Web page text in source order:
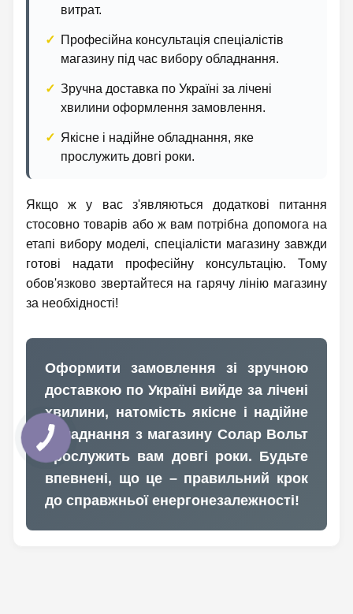
витрат.
Професійна консультація спеціалістів
магазину під час вибору обладнання.
Зручна доставка по Україні за лічені
хвилини оформлення замовлення.
Якісне і надійне обладнання, яке
прослужить довгі роки.
Якщо ж у вас з'являються додаткові питання
стосовно товарів або ж вам потрібна допомога на
етапі вибору моделі, спеціалісти магазину завжди
готові надати професійну консультацію. Тому
обов'язково звертайтеся на гарячу лінію магазину
за необхідності!
Оформити замовлення зі зручною
доставкою по Україні вийде за лічені
хвилини, натомість якісне і надійне
обладнання з магазину Солар Вольт
прослужить вам довгі роки. Будьте
впевнені, що це – правильний крок
до справжньої енергонезалежності!